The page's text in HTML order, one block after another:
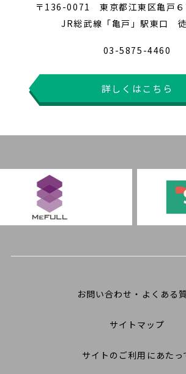
〒136-0071 東京都江東区亀戸６
JR総武線「亀戸」駅東口
03-5875-4460
詳しくはこちら
お問い合わせ・よくある
サイトマップ
サイトのご利用にあたっ